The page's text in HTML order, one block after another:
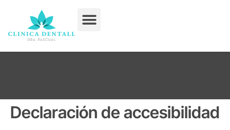
Declaración de accesibilidad